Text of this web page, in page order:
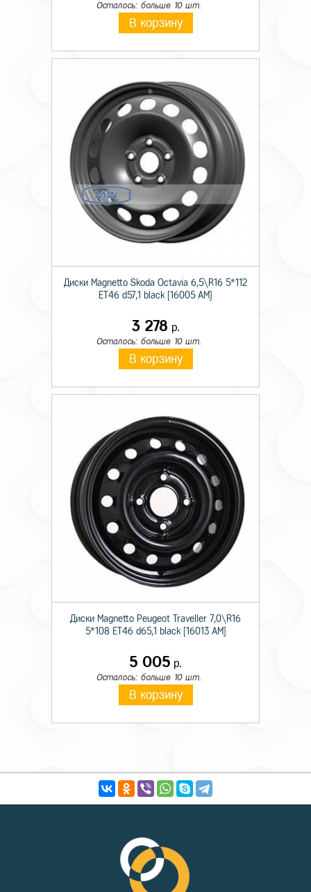
Осталось: больше 10 шт.
В корзину
Диски Magnetto Skoda Octavia 6,5\R16 5*112
ET46 d57,1 black [16005 AM]
3 278 р.
Осталось: больше 10 шт.
В корзину
Диски Magnetto Peugeot Traveller 7,0\R16
5*108 ET46 d65,1 black [16013 AM]
5 005 р.
Осталось: больше 10 шт.
В корзину